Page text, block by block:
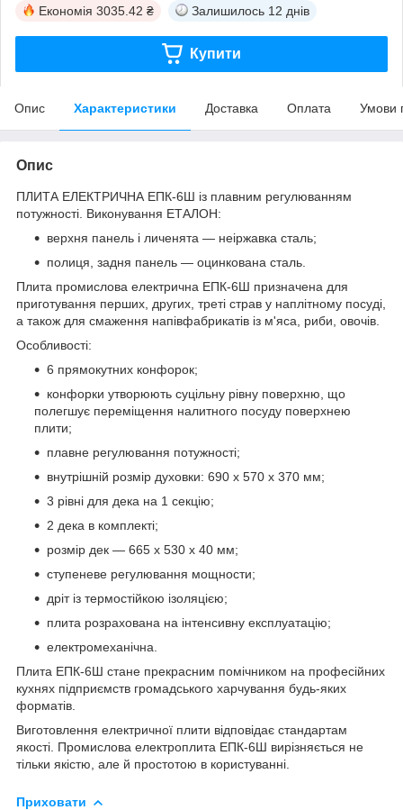
Економія 3035.42 ₴ Залишилось 12 днів
Купити
Опис Характеристики Доставка Оплата Умови
Опис
ПЛИТА ЕЛЕКТРИЧНА ЕПК-6Ш із плавним регулюванням
потужності. Виконування ЕТАЛОН:
верхня панель і личенята — неіржавка сталь;
полиця, задня панель — оцинкована сталь.
Плита промислова електрична ЕПК-6Ш призначена для
приготування перших, других, треті страв у наплітному посуді,
а також для смаження напівфабрикатів із м'яса, риби, овочів.
Особливості:
6 прямокутних конфорок;
конфорки утворюють суцільну рівну поверхню, що
полегшує переміщення налитного посуду поверхнею
плити;
плавне регулювання потужності;
внутрішній розмір духовки: 690 х 570 х 370 мм;
3 рівні для дека на 1 секцію;
2 дека в комплекті;
розмір дек — 665 х 530 х 40 мм;
ступеневе регулювання мощности;
дріт із термостійкою ізоляцією;
плита розрахована на інтенсивну експлуатацію;
електромеханічна.
Плита ЕПК-6Ш стане прекрасним помічником на професійних
кухнях підприємств громадського харчування будь-яких
форматів.
Виготовлення електричної плити відповідає стандартам
якості. Промислова електроплита ЕПК-6Ш вирізняється не
тільки якістю, але й простотою в користуванні.
Приховати